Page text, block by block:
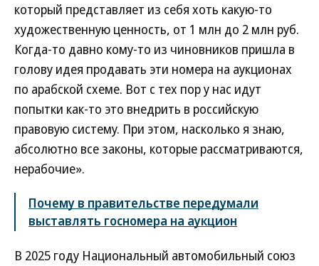
который представляет из себя хоть какую-то
художественную ценность, от 1 млн до 2 млн руб.
Когда-то давно кому-то из чиновников пришла в
голову идея продавать эти номера на аукционах
по арабской схеме. Вот с тех пор у нас идут
попытки как-то это внедрить в российскую
правовую систему. При этом, насколько я знаю,
абсолютно все законы, которые рассматриваются,
нерабочие».
Почему в правительстве передумали
выставлять госномера на аукцион
В 2025 году Национальный автомобильный союз